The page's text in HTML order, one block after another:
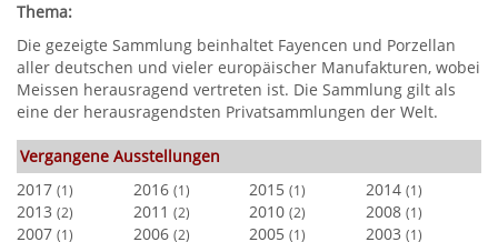
Thema:
Die gezeigte Sammlung beinhaltet Fayencen und Porzellan
aller deutschen und vieler europäischer Manufakturen, wobei
Meissen herausragend vertreten ist. Die Sammlung gilt als
eine der herausragendsten Privatsammlungen der Welt.
Vergangene Ausstellungen
2017 (1) 2016 (1) 2015 (1) 2014 (1)
2013 (2) 2011 (2) 2010 (2) 2008 (1)
2007 (1) 2006 (2) 2005 (1) 2003 (1)